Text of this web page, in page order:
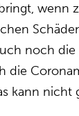
wenn
noch
die
kann nicht